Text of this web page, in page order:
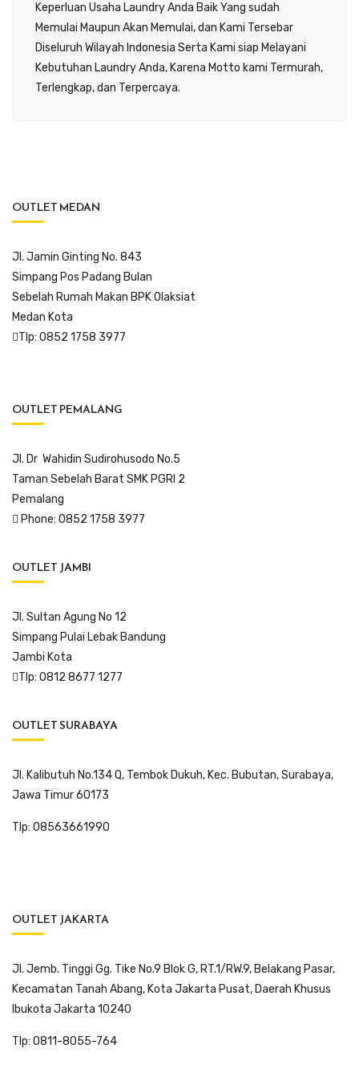
Keperluan Usaha Laundry Anda Baik Yang sudah
Memulai Maupun Akan Memulai, dan Kami Tersebar
Diseluruh Wilayah Indonesia Serta Kami siap Melayani
Kebutuhan Laundry Anda, Karena Motto kami Termurah,
Terlengkap, dan Terpercaya.
OUTLET MEDAN
Jl. Jamin Ginting No. 843
Simpang Pos Padang Bulan
Sebelah Rumah Makan BPK Olaksiat
Medan Kota
Tlp: 0852 1758 3977
OUTLET PEMALANG
Jl. Dr Wahidin Sudirohusodo No.5
Taman Sebelah Barat SMK PGRI 2
Pemalang
Phone: 0852 1758 3977
OUTLET JAMBI
Jl. Sultan Agung No 12
Simpang Pulai Lebak Bandung
Jambi Kota
Tlp: 0812 8677 1277
OUTLET SURABAYA
Jl. Kalibutuh No.134 Q, Tembok Dukuh, Kec. Bubutan, Surabaya,
Jawa Timur 60173
Tlp: 08563661990
OUTLET JAKARTA
Jl. Jemb. Tinggi Gg. Tike No.9 Blok G, RT.1/RW.9, Belakang Pasar,
Kecamatan Tanah Abang, Kota Jakarta Pusat, Daerah Khusus
Ibukota Jakarta 10240
Tlp: 0811-8055-764